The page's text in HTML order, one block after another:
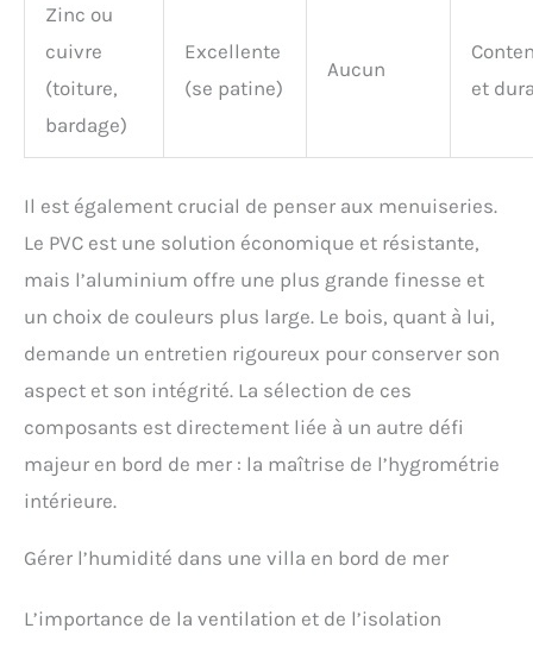
Zinc ou
cuivre
(toiture,
bardage)
Excellente
(se patine)
Aucun
et
Il est également crucial de penser aux menuiseries.
Le PVC est une solution économique et résistante,
mais l’aluminium offre une plus grande finesse et
un choix de couleurs plus large. Le bois, quant à lui,
demande un entretien rigoureux pour conserver son
aspect et son intégrité. La sélection de ces
composants est directement liée à un autre défi
majeur en bord de mer : la maîtrise de l’hygrométrie
intérieure.
Gérer l’humidité dans une villa en bord de mer
L’importance de la ventilation et de l’isolation